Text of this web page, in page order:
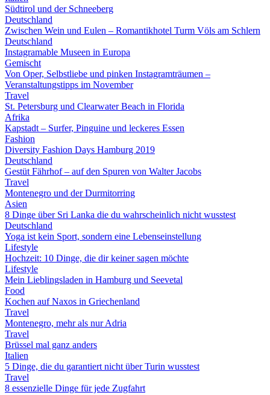
Südtirol und der Schneeberg
Deutschland
Zwischen Wein und Eulen – Romantikhotel Turm Völs am Schlern
Deutschland
Instagramable Museen in Europa
Gemischt
Von Oper, Selbstliebe und pinken Instagramträumen –
Veranstaltungstipps im November
Travel
St. Petersburg und Clearwater Beach in Florida
Afrika
Kapstadt – Surfer, Pinguine und leckeres Essen
Fashion
Diversity Fashion Days Hamburg 2019
Deutschland
Gestüt Fährhof – auf den Spuren von Walter Jacobs
Travel
Montenegro und der Durmitorring
Asien
8 Dinge über Sri Lanka die du wahrscheinlich nicht wusstest
Deutschland
Yoga ist kein Sport, sondern eine Lebenseinstellung
Lifestyle
Hochzeit: 10 Dinge, die dir keiner sagen möchte
Lifestyle
Mein Lieblingsladen in Hamburg und Seevetal
Food
Kochen auf Naxos in Griechenland
Travel
Montenegro, mehr als nur Adria
Travel
Brüssel mal ganz anders
Italien
5 Dinge, die du garantiert nicht über Turin wusstest
Travel
8 essenzielle Dinge für jede Zugfahrt